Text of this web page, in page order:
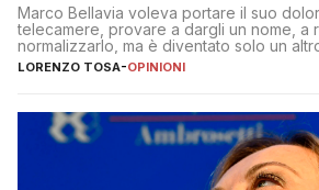
Marco Bellavia voleva portare il suo
telecamere, provare a dargli un nome, a
normalizzarlo, ma è diventato solo un
copione
LORENZO TOSA-OPINIONI